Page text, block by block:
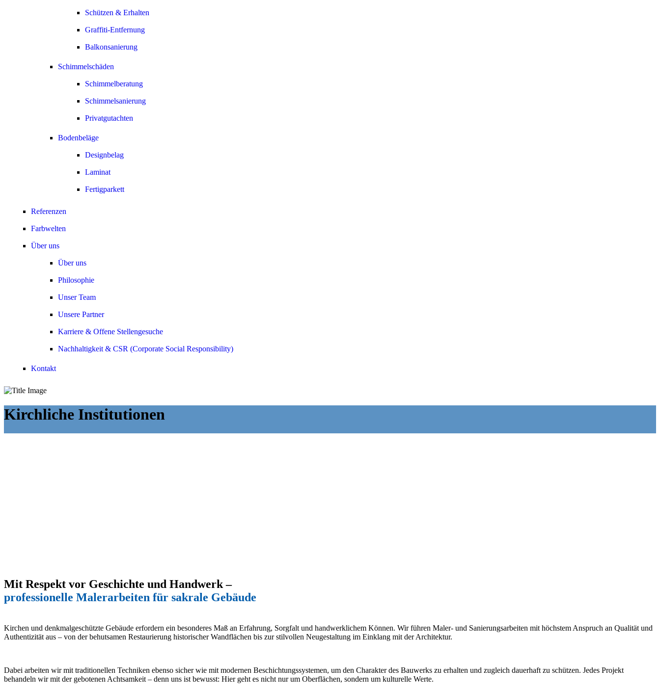
Schützen & Erhalten
Graffiti-Entfernung
Balkonsanierung
Schimmelschäden
Schimmelberatung
Schimmelsanierung
Privatgutachten
Bodenbeläge
Designbelag
Laminat
Fertigparkett
Referenzen
Farbwelten
Über uns
Über uns
Philosophie
Unser Team
Unsere Partner
Karriere & Offene Stellengesuche
Nachhaltigkeit & CSR (Corporate Social Responsibility)
Kontakt
Kirchliche Institutionen
Mit Respekt vor Geschichte und Handwerk –
professionelle Malerarbeiten für sakrale Gebäude
Kirchen und denkmalgeschützte Gebäude erfordern ein besonderes Maß an Erfahrung, Sorgfalt und handwerklichem Können. Wir führen Maler- und Sanierungsarbeiten mit höchstem Anspruch an Qualität und
Authentizität aus – von der behutsamen Restaurierung historischer Wandflächen bis zur stilvollen Neugestaltung im Einklang mit der Architektur.
Dabei arbeiten wir mit traditionellen Techniken ebenso sicher wie mit modernen Beschichtungssystemen, um den Charakter des Bauwerks zu erhalten und zugleich dauerhaft zu schützen. Jedes Projekt
behandeln wir mit der gebotenen Achtsamkeit – denn uns ist bewusst: Hier geht es nicht nur um Oberflächen, sondern um kulturelle Werte.